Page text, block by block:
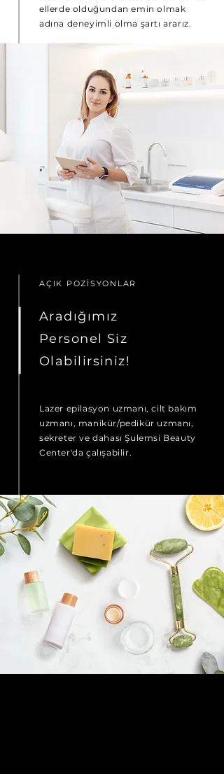
ellerde olduğundan emin olmak
adına deneyimli olma şartı ararız.
AÇIK POZİSYONLAR
Aradığımız
Personel Siz
Olabilirsiniz!
Lazer epilasyon uzmanı, cilt bakım
uzmanı, manikür/pedikür uzmanı,
sekreter ve dahası Şulemsi Beauty
Center'da çalışabilir.